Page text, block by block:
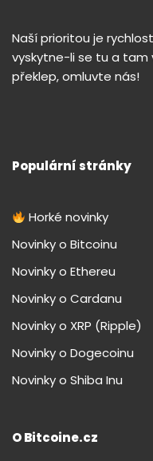
Naší prioritou je
vyskytne-li se tu a tam
překlep, omluvte nás!
Populární stránky
Horké novinky
Novinky o Bitcoinu
Novinky o Ethereu
Novinky o Cardanu
Novinky o XRP (Ripple)
Novinky o Dogecoinu
Novinky o Shiba Inu
O Bitcoine.cz